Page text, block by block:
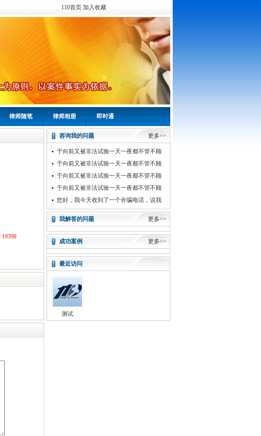
110首页 加入收藏
律师随笔 律师相册 即时通
19398
咨询我的问题 更多>>
于向前又被非法试验一天一夜都不管不顾
不能欺压百姓屠杀村民祸害
于向前又被非法试验一天一夜都不管不顾
不能欺压百姓屠杀村民祸害
于向前又被非法试验一天一夜都不管不顾
不能欺压百姓屠杀村民祸害
于向前又被非法试验一天一夜都不管不顾
不能欺压百姓屠杀村民祸害
您好，我今天收到了一个诈骗电话，说我
涉嫌一起银行案件，要了我的身份证照片和
护照照片还有地址
我解答的问题 更多>>
成功案例 更多>>
最近访问
测试